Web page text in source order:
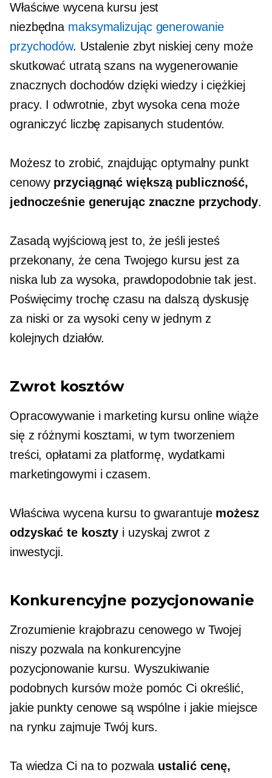
Właściwe wycena kursu jest
niezbędna maksymalizując generowanie
przychodów. Ustalenie zbyt niskiej ceny może
skutkować utratą szans na wygenerowanie
znacznych dochodów dzięki wiedzy i ciężkiej
pracy. I odwrotnie, zbyt wysoka cena może
ograniczyć liczbę zapisanych studentów.
Możesz to zrobić, znajdując optymalny punkt
cenowy przyciągnąć większą publiczność,
jednocześnie generując znaczne przychody.
Zasadą wyjściową jest to, że jeśli jesteś
przekonany, że cena Twojego kursu jest za
niska lub za wysoka, prawdopodobnie tak jest.
Poświęcimy trochę czasu na dalszą dyskusję
za niski or za wysokiceny w jednym z
kolejnych działów.
Zwrot kosztów
Opracowywanie i marketing kursu online wiąże
się z różnymi kosztami, w tym tworzeniem
treści, opłatami za platformę, wydatkami
marketingowymi i czasem.
Właściwa wycena kursu to gwarantuje możesz
odzyskać te koszty i uzyskaj zwrot z
inwestycji.
Konkurencyjne pozycjonowanie
Zrozumienie krajobrazu cenowego w Twojej
niszy pozwala na konkurencyjne
pozycjonowanie kursu. Wyszukiwanie
podobnych kursów może pomóc Ci określić,
jakie punkty cenowe są wspólne i jakie miejsce
na rynku zajmuje Twój kurs.
Ta wiedza Ci na to pozwala ustalić cenę,